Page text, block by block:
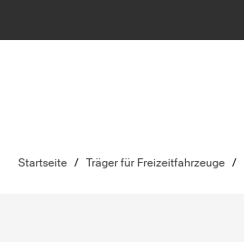
Startseite / Träger für Freizeitfahrzeuge /